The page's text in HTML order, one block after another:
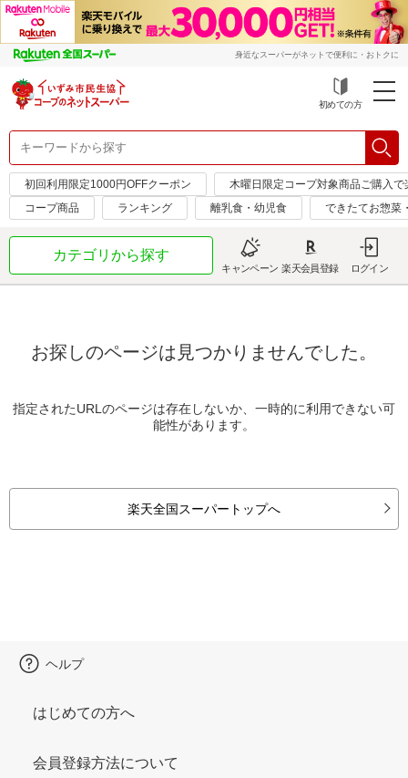
身近なスーパーがネットで便利に・おトクに
初めての方
初回利用限定1000円OFFクーポン
木曜日限定コープ対象商品ご購入
コープ商品
ランキング 離乳食・幼児食 できたてお惣菜
カテゴリから探す
キャンペーン 楽天会員登録 ログイン
お探しのページは見つかりませんでした。
指定されたURLのページは存在しないか、一時的に利用できない可
能性があります。
楽天全国スーパートップへ
ヘルプ
はじめての方へ
会員登録方法について